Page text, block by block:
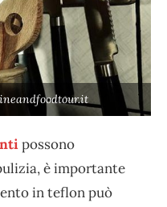
possono
è importante
in teflon può